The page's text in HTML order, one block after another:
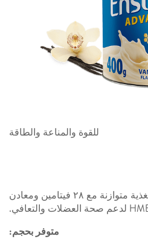
للقوة والمناعة والطاقة
أدفانس تغذية متوازنة مع ٢٨ فيتامين ومعادن
متوفر بحجم: